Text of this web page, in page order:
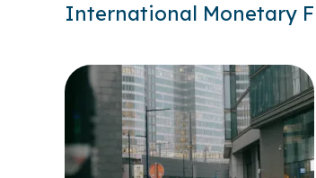
International Monetary